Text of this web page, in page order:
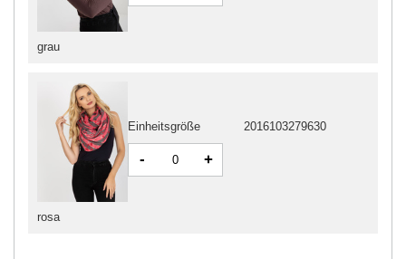
grau
rosa
Einheitsgröße 2016103279630
- +